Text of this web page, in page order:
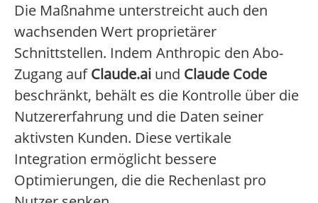
Die Maßnahme unterstreicht auch den
wachsenden Wert proprietärer
Schnittstellen. Indem Anthropic den Abo-
Zugang aufClaude.ai und Claude Code
beschränkt, behält es die Kontrolle über die
Nutzererfahrung und die Daten seiner
aktivsten Kunden. Diese vertikale
Integration ermöglicht bessere
Optimierungen, die die Rechenlast pro